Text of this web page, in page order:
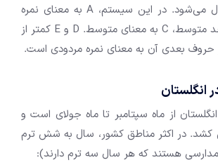
در آمریکا هم دنبال می‌شود. در این سیستم، A به معنای نمره
عالی، B بالاتر از حد متوسط، C به معنای متوسط. D و E کمتر از
انگلستان
از ماه سپتامبر تا ماه جولای است و
کشد. در اکثر مناطق کشور، سال به شش ترم
هستند که هر سال سه ترم دارند):